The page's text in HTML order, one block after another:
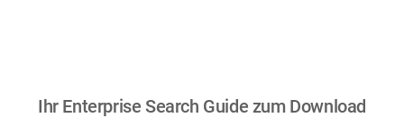
Ihr Enterprise Search Guide zum Download